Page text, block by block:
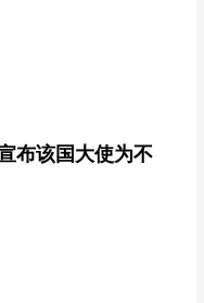
布该国大使为不